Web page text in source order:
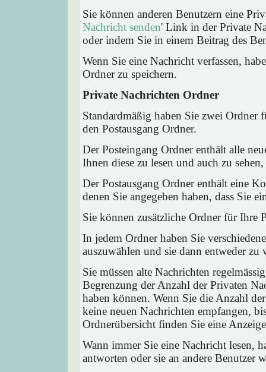
Sie können anderen Benutzern eine
Nachricht senden' Link in der Private
oder indem Sie in einem Beitrag des
Wenn Sie eine Nachricht verfassen,
Ordner zu speichern.
Private Nachrichten Ordner
Standardmäßig haben Sie zwei Ordner
den Postausgang Ordner.
Der Posteingang Ordner enthält alle
Ihnen diese zu lesen und auch zu
Der Postausgang Ordner enthält eine
denen Sie angegeben haben, dass Sie
Sie können zusätzliche Ordner für Ihre
In jedem Ordner haben Sie
auszuwählen und sie dann entweder
Sie müssen alte Nachrichten
Begrenzung der Anzahl der Privaten
haben können. Wenn Sie die Anzahl
keine neuen Nachrichten empfangen,
Ordnerübersicht finden Sie eine
Wann immer Sie eine Nachricht lesen,
antworten oder sie an andere Benutzer